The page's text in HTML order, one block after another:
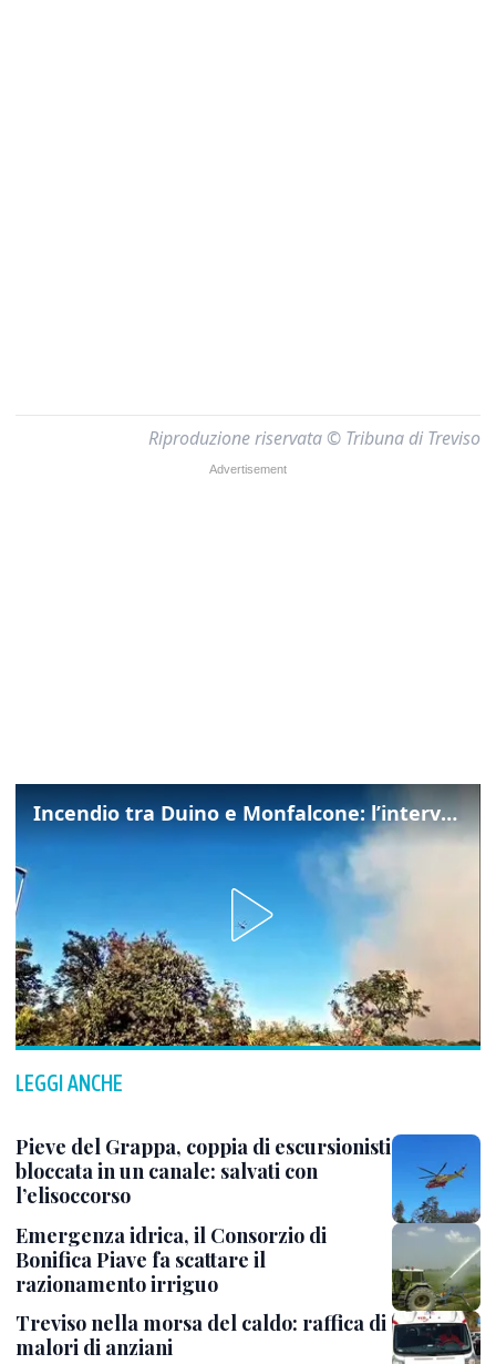
Riproduzione riservata © Tribuna di Treviso
Incendio tra Duino e Monfalcone: l’intervento dei vigili del fuoco
LEGGI ANCHE
Pieve del Grappa, coppia di escursionisti
bloccata in un canale: salvati con
l’elisoccorso
Emergenza idrica, il Consorzio di
Bonifica Piave fa scattare il
razionamento irriguo
Treviso nella morsa del caldo: raffica di
malori di anziani